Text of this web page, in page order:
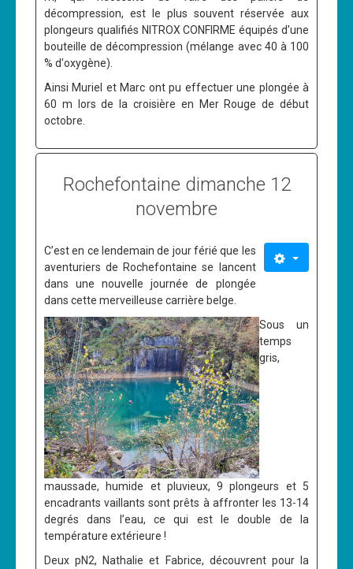
décompression, est le plus souvent réservée aux
plongeurs qualifiés NITROX CONFIRME équipés d'une
bouteille de décompression (mélange avec 40 à 100
% d'oxygène).
Ainsi Muriel et Marc ont pu effectuer une plongée à
60 m lors de la croisière en Mer Rouge de début
octobre.
Rochefontaine dimanche 12
novembre
C’est en ce lendemain de jour férié que les
aventuriers de Rochefontaine se lancent
dans une nouvelle journée de plongée
dans cette merveilleuse carrière belge.
Sous un
temps
gris,
maussade, humide et pluvieux, 9 plongeurs et 5
encadrants vaillants sont prêts à affronter les 13-14
degrés dans l’eau, ce qui est le double de la
température extérieure !
Deux pN2, Nathalie et Fabrice, découvrent pour la